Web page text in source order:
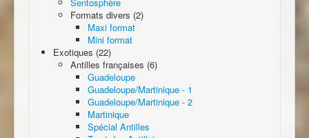
Formats divers (2)
Maxi format
Mini format
Exotiques (22)
Antilles françaises (6)
Guadeloupe
Guadeloupe/Martinique - 1
Guadeloupe/Martinique - 2
Martinique
Spécial Antilles